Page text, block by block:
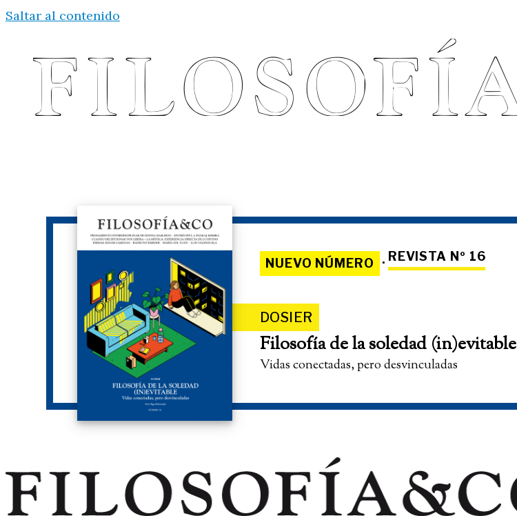
Saltar al contenido
NUEVO NÚMERO · REVISTA Nº 16
DOSIER
Filosofía de la soledad (in)evitable
Vidas conectadas, pero desvinculadas